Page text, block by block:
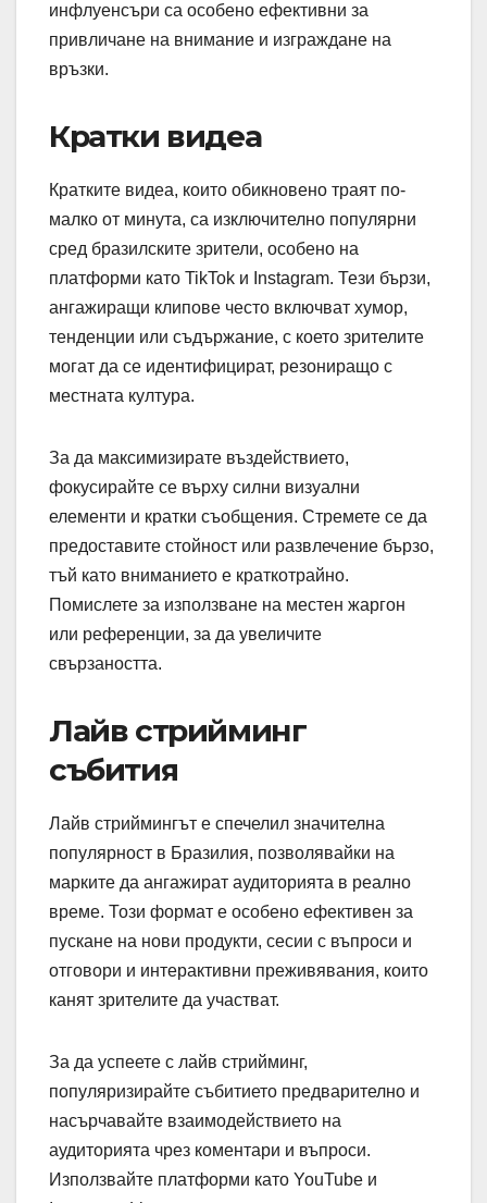
инфлуенсъри са особено ефективни за
привличане на внимание и изграждане на
връзки.
Кратки видеа
Кратките видеа, които обикновено траят по-
малко от минута, са изключително популярни
сред бразилските зрители, особено на
платформи като TikTok и Instagram. Тези бързи,
ангажиращи клипове често включват хумор,
тенденции или съдържание, с което зрителите
могат да се идентифицират, резониращо с
местната култура.
За да максимизирате въздействието,
фокусирайте се върху силни визуални
елементи и кратки съобщения. Стремете се да
предоставите стойност или развлечение бързо,
тъй като вниманието е краткотрайно.
Помислете за използване на местен жаргон
или референции, за да увеличите
свързаността.
Лайв стрийминг
събития
Лайв стриймингът е спечелил значителна
популярност в Бразилия, позволявайки на
марките да ангажират аудиторията в реално
време. Този формат е особено ефективен за
пускане на нови продукти, сесии с въпроси и
отговори и интерактивни преживявания, които
канят зрителите да участват.
За да успеете с лайв стрийминг,
популяризирайте събитието предварително и
насърчавайте взаимодействието на
аудиторията чрез коментари и въпроси.
Използвайте платформи като YouTube и